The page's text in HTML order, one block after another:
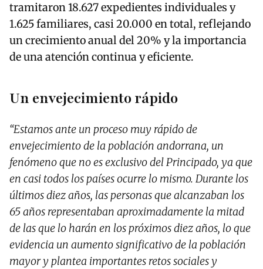
tramitaron 18.627 expedientes individuales y
1.625 familiares, casi 20.000 en total, reflejando
un crecimiento anual del 20% y la importancia
de una atención continua y eficiente.
Un envejecimiento rápido
“Estamos ante un proceso muy rápido de
envejecimiento de la población andorrana, un
fenómeno que no es exclusivo del Principado, ya que
en casi todos los países ocurre lo mismo. Durante los
últimos diez años, las personas que alcanzaban los
65 años representaban aproximadamente la mitad
de las que lo harán en los próximos diez años, lo que
evidencia un aumento significativo de la población
mayor y plantea importantes retos sociales y